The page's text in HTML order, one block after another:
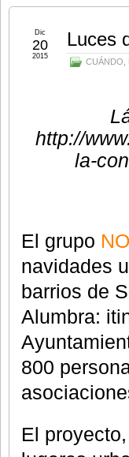
Luces
CUÁNDO
Dic
20
2015
http://
la-
El grupo
navidades
barrios de
Alumbra:
800
El proyecto,